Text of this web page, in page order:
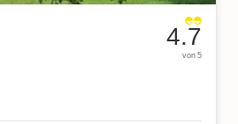
4.7
von 5